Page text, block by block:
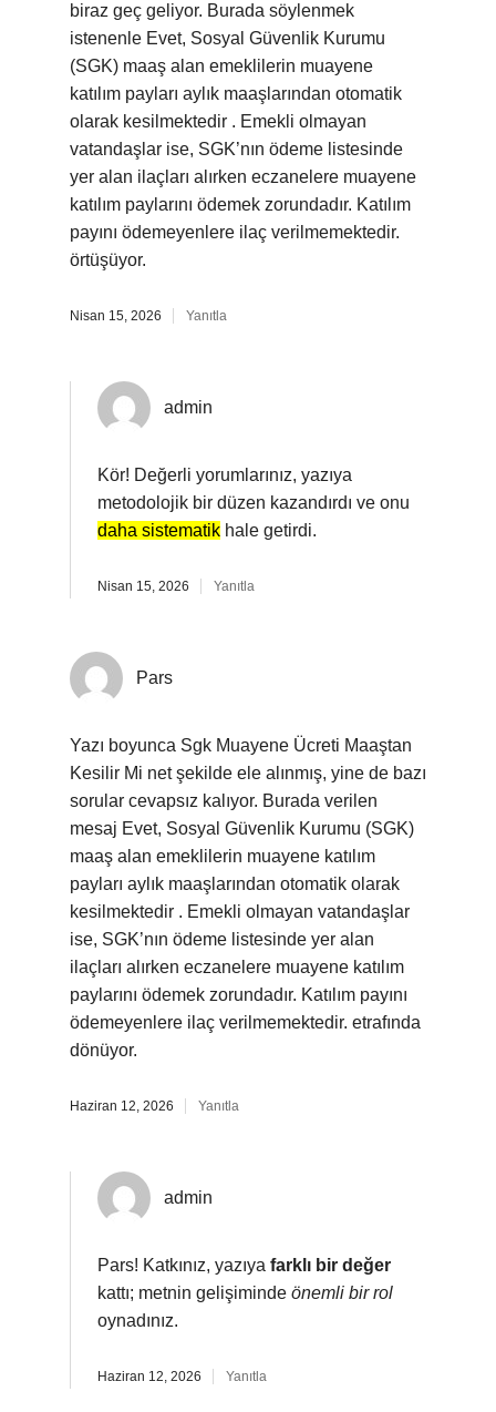
biraz geç geliyor. Burada söylenmek
istenenle Evet, Sosyal Güvenlik Kurumu
(SGK) maaş alan emeklilerin muayene
katılım payları aylık maaşlarından otomatik
olarak kesilmektedir . Emekli olmayan
vatandaşlar ise, SGK’nın ödeme listesinde
yer alan ilaçları alırken eczanelere muayene
katılım paylarını ödemek zorundadır. Katılım
payını ödemeyenlere ilaç verilmemektedir.
örtüşüyor.
Nisan 15, 2026 Yanıtla
admin
Kör! Değerli yorumlarınız, yazıya
metodolojik bir düzen kazandırdı ve onu
daha sistematik hale getirdi.
Nisan 15, 2026 Yanıtla
Pars
Yazı boyunca Sgk Muayene Ücreti Maaştan
Kesilir Mi net şekilde ele alınmış, yine de bazı
sorular cevapsız kalıyor. Burada verilen
mesaj Evet, Sosyal Güvenlik Kurumu (SGK)
maaş alan emeklilerin muayene katılım
payları aylık maaşlarından otomatik olarak
kesilmektedir . Emekli olmayan vatandaşlar
ise, SGK’nın ödeme listesinde yer alan
ilaçları alırken eczanelere muayene katılım
paylarını ödemek zorundadır. Katılım payını
ödemeyenlere ilaç verilmemektedir. etrafında
dönüyor.
Haziran 12, 2026 Yanıtla
admin
Pars! Katkınız, yazıya farklı bir değer
kattı; metnin gelişiminde önemli bir rol
oynadınız.
Haziran 12, 2026 Yanıtla